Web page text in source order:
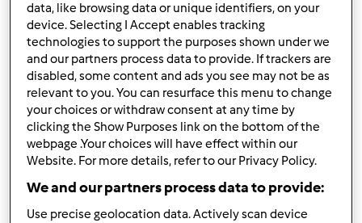
500g patate - latte p.s. quanto basta - burro 50 g
- 50 g parmigiano/grana - 2 tuorli d'uovo . una
presa di noce moscata – sale
Aggiungi alla lista della spesa
Accessori che ti serviranno
acquista
data, like browsing data or unique identifiers, on your
device. Selecting I Accept enables tracking
technologies to support the purposes shown under we
and our partners process data to provide. If trackers are
disabled, some content and ads you see may not be as
relevant to you. You can resurface this menu to change
your choices or withdraw consent at any time by
clicking the Show Purposes link on the bottom of the
webpage .Your choices will have effect within our
Website. For more details, refer to our Privacy Policy.
We and our partners process data to provide:
Use precise geolocation data. Actively scan device